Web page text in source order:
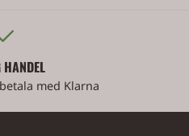
HANDEL
med Klarna